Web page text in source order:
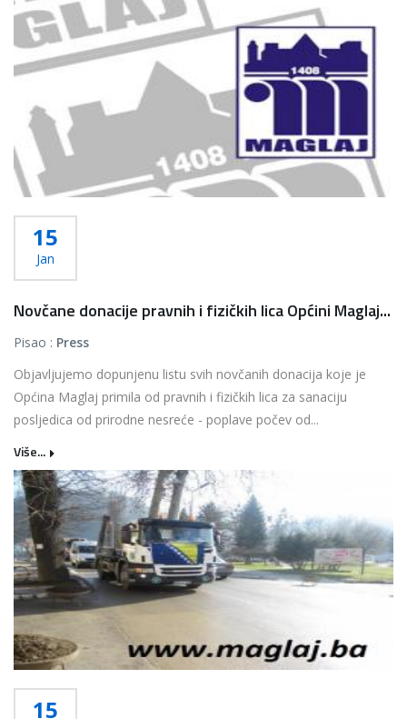
15
Jan
Novčane donacije pravnih i fizičkih lica Općini Maglaj...
Pisao : Press
Objavljujemo dopunjenu listu svih novčanih donacija koje je
Općina Maglaj primila od pravnih i fizičkih lica za sanaciju
posljedica od prirodne nesreće - poplave počev od...
Više...
15